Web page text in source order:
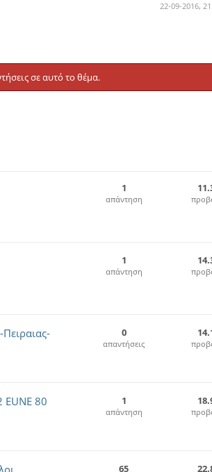
22-09-2016,
σε αυτό το θέμα.
1
απάντηση
1
απάντηση
0
απαντήσεις
EUNE 80
1
απάντηση
65